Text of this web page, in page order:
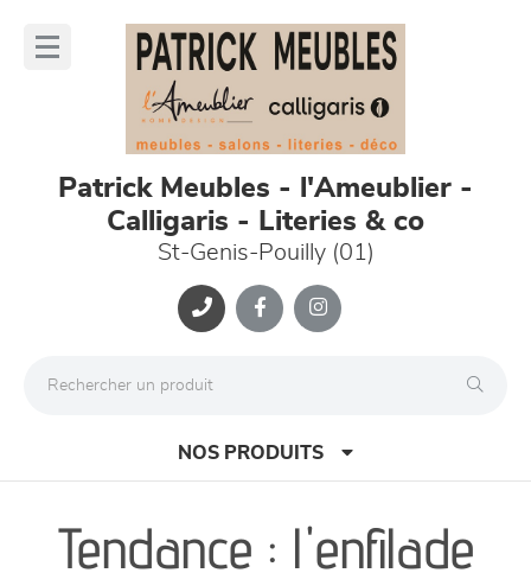
Patrick Meubles - l'Ameublier -
Calligaris - Literies & co
St-Genis-Pouilly (01)
NOS PRODUITS
canapés et fauteuils
Tendance : l'enfilade